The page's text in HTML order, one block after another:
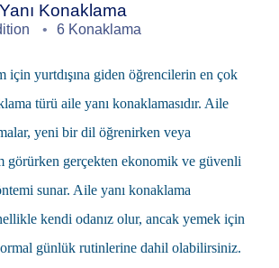
Konaklama
6 Konaklama
için yurtdışına giden öğrencilerin en çok
türü aile yanı konaklamasıdır. Aile
yeni bir dil öğrenirken veya
görürken gerçekten ekonomik ve güvenli
sunar. Aile yanı konaklama
kendi odanız olur, ancak yemek için
günlük rutinlerine dahil olabilirsiniz.